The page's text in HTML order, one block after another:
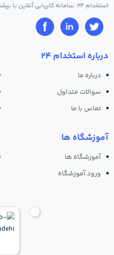
استخدام 24: سامانه کاریابی آنلاین با بیشترین تعداد آگهی استخدام در ایران
درباره استخدام 24
درباره ما
سوالات متداول
تماس با ما
آموزشگاه ها
آموزشگاه ها
ورود آموزشگاه